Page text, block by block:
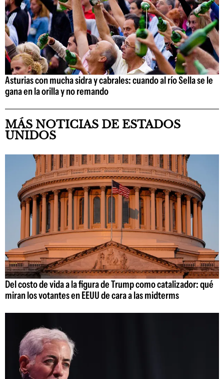
Asturias con mucha sidra y cabrales: cuando al río Sella se le
gana en la orilla y no remando
MÁS NOTICIAS DE ESTADOS
UNIDOS
Del costo de vida a la figura de Trump como catalizador: qué
miran los votantes en EEUU de cara a las midterms